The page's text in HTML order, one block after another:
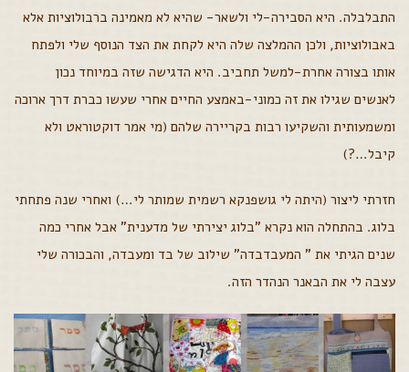
התבלבלה. היא הסבירה-לי ולשאר- שהיא לא מאמינה ברבולוציות אלא
באבולוציות, ולכן ההמלצה שלה היא לקחת את הצד הנוסף שלי ולפתח
אותו בצורה אחרת-למשל תחביב. היא הדגישה שזה במיוחד נכון
לאנשים שגילו את זה כמוני-באמצע החיים אחרי שעשו כברת דרך ארוכה
ומשמעותית והשקיעו רבות בקריירה שלהם (מי אמר דוקטוראט ולא
קיבל…?)
חזרתי ליצור (היתה לי גושפנקא רשמית שמותר לי…) ואחרי שנה פתחתי
בלוג. בהתחלה הוא נקרא "בלוג יצירתי של מדענית" אבל אחרי כמה
שנים הגיתי את " המעבדבדה" שילוב של בד ומעבדה, והבכורה שלי
עצבה לי את הבאנר הנהדר הזה.